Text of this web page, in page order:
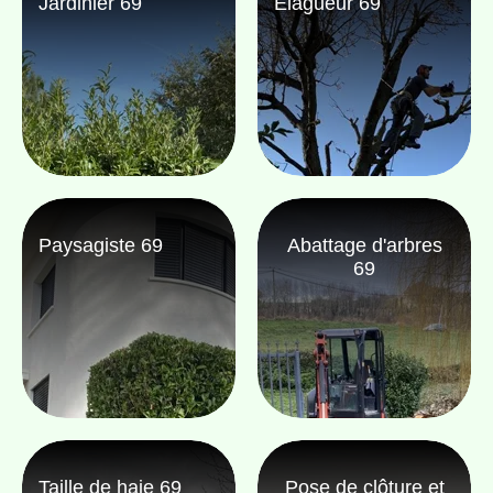
Paysagiste 69
Abattage d'arbres
69
Taille de haie 69 Pose de clôture et